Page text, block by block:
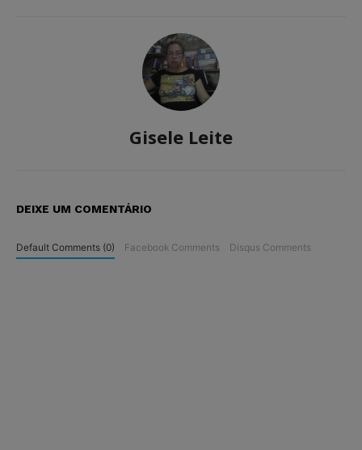
Gisele Leite
DEIXE UM COMENTÁRIO
Default Comments (0) Facebook Comments Disqus Comments